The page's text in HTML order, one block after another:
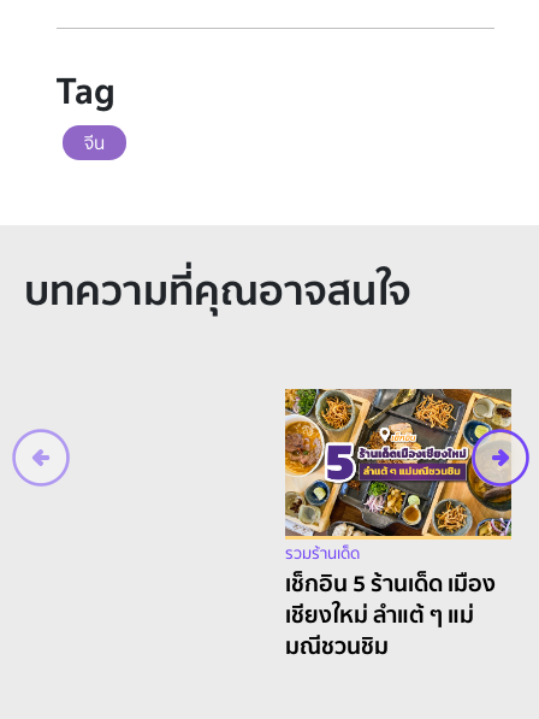
Tag
จีน
บทความที่คุณอาจสนใจ
แม่มณีชวนชิม ส่งท้าย
ปีกับ 6 พิกัดคาเฟ่ใน
กรุงเทพ “บรรยากาศดี
รวมร้านเด็ด
เช็กอิน 5 ร้านเด็ด เมือง
เชียงใหม่ ลำแต้ ๆ แม่
มณีชวนชิม